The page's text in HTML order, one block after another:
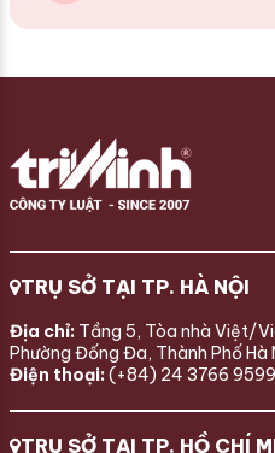
TRỤ SỞ TẠI TP. HÀ NỘI
Địa chỉ: Tầng 5, Tòa nhà Việt/
Phường Đống Đa, Thành Phố Hà
Điện thoại: (+84) 24 3766 9599
TRỤ SỞ TẠI TP. HỒ CHÍ